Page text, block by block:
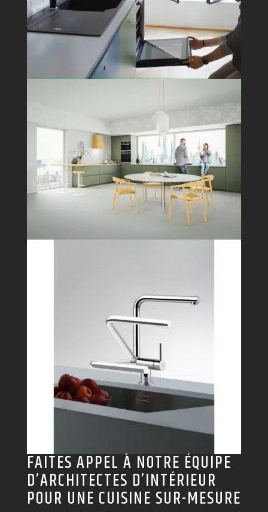
FAITES APPEL À NOTRE ÉQUIPE
D’ARCHITECTES D’INTÉRIEUR
POUR UNE CUISINE SUR-MESURE